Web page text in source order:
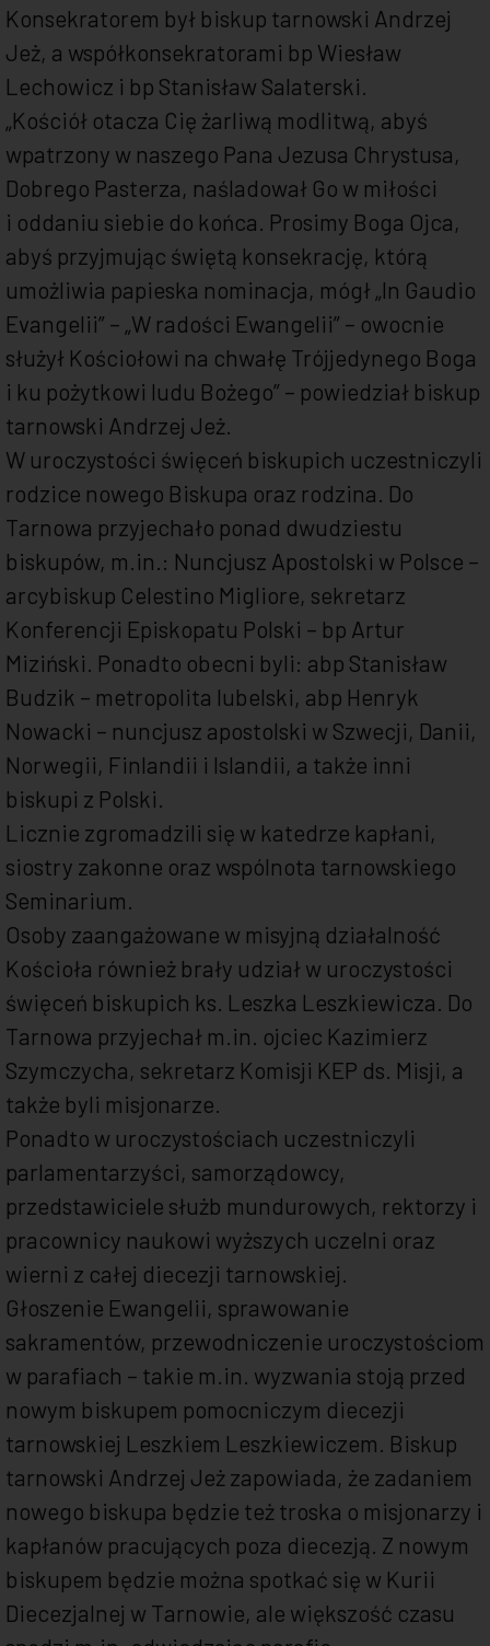
Konsekratorem był biskup tarnowski Andrzej
Jeż, a współkonsekratorami bp Wiesław
Lechowicz i bp Stanisław Salaterski.
„Kościół otacza Cię żarliwą modlitwą, abyś
wpatrzony w naszego Pana Jezusa Chrystusa,
Dobrego Pasterza, naśladował Go w miłości
i oddaniu siebie do końca. Prosimy Boga Ojca,
abyś przyjmując świętą konsekrację, którą
umożliwia papieska nominacja, mógł „In Gaudio
Evangelii” – „W radości Ewangelii” – owocnie
służył Kościołowi na chwałę Trójjedynego Boga
i ku pożytkowi ludu Bożego” – powiedział biskup
tarnowski Andrzej Jeż.
W uroczystości święceń biskupich uczestniczyli
rodzice nowego Biskupa oraz rodzina. Do
Tarnowa przyjechało ponad dwudziestu
biskupów, m.in.: Nuncjusz Apostolski w Polsce –
arcybiskup Celestino Migliore, sekretarz
Konferencji Episkopatu Polski – bp Artur
Miziński. Ponadto obecni byli: abp Stanisław
Budzik – metropolita lubelski, abp Henryk
Nowacki – nuncjusz apostolski w Szwecji, Danii,
Norwegii, Finlandii i Islandii, a także inni
biskupi z Polski.
Licznie zgromadzili się w katedrze kapłani,
siostry zakonne oraz wspólnota tarnowskiego
Seminarium.
Osoby zaangażowane w misyjną działalność
Kościoła również brały udział w uroczystości
święceń biskupich ks. Leszka Leszkiewicza. Do
Tarnowa przyjechał m.in. ojciec Kazimierz
Szymczycha, sekretarz Komisji KEP ds. Misji, a
także byli misjonarze.
Ponadto w uroczystościach uczestniczyli
parlamentarzyści, samorządowcy,
przedstawiciele służb mundurowych, rektorzy i
pracownicy naukowi wyższych uczelni oraz
wierni z całej diecezji tarnowskiej.
Głoszenie Ewangelii, sprawowanie
sakramentów, przewodniczenie uroczystościom
w parafiach – takie m.in. wyzwania stoją przed
nowym biskupem pomocniczym diecezji
tarnowskiej Leszkiem Leszkiewiczem. Biskup
tarnowski Andrzej Jeż zapowiada, że zadaniem
nowego biskupa będzie też troska o misjonarzy i
kapłanów pracujących poza diecezją. Z nowym
biskupem będzie można spotkać się w Kurii
Diecezjalnej w Tarnowie, ale większość czasu